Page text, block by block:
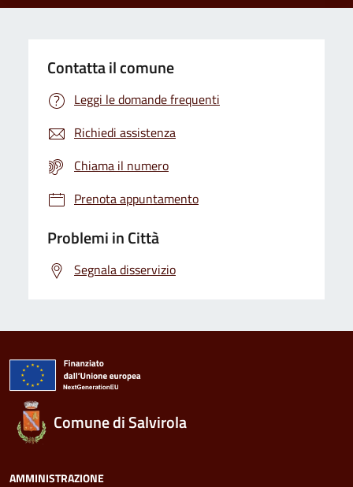
Contatta il comune
Leggi le domande frequenti
Richiedi assistenza
Chiama il numero
Prenota appuntamento
Problemi in Città
Segnala disservizio
Comune di Salvirola
AMMINISTRAZIONE